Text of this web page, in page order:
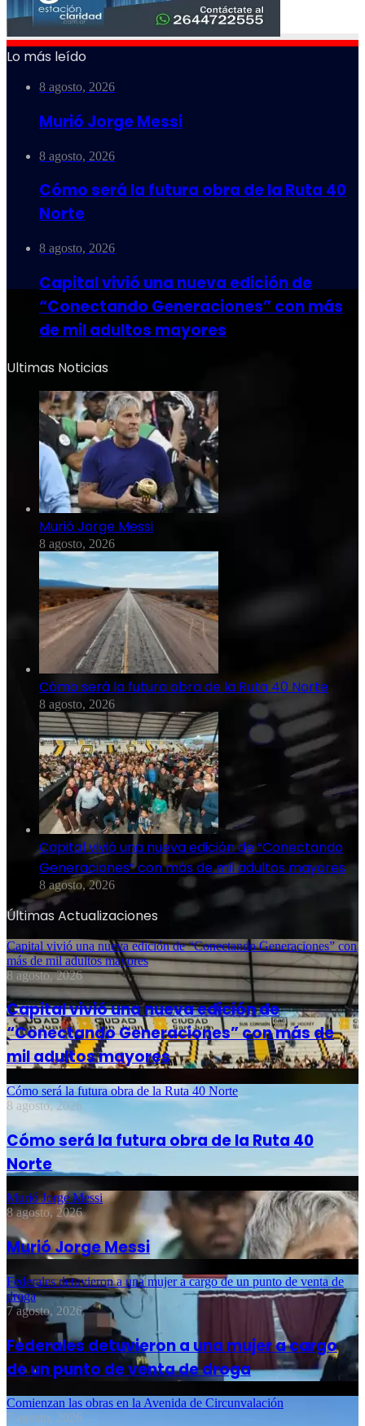
Lo más leído
8 agosto, 2026
Murió Jorge Messi
8 agosto, 2026
Cómo será la futura obra de la Ruta 40
Norte
8 agosto, 2026
Capital vivió una nueva edición de
“Conectando Generaciones” con más
de mil adultos mayores
Ultimas Noticias
Murió Jorge Messi
8 agosto, 2026
Cómo será la futura obra de la Ruta 40 Norte
8 agosto, 2026
Capital vivió una nueva edición de “Conectando
Generaciones” con más de mil adultos mayores
8 agosto, 2026
Últimas Actualizaciones
Capital vivió una nueva edición de “Conectando Generaciones” con
más de mil adultos mayores
8 agosto, 2026
Capital vivió una nueva edición de
“Conectando Generaciones” con más de
mil adultos mayores
Cómo será la futura obra de la Ruta 40 Norte
8 agosto, 2026
Cómo será la futura obra de la Ruta 40
Norte
Murió Jorge Messi
8 agosto, 2026
Murió Jorge Messi
Federales detuvieron a una mujer a cargo de un punto de venta de
droga
7 agosto, 2026
Federales detuvieron a una mujer a cargo
de un punto de venta de droga
Comienzan las obras en la Avenida de Circunvalación
7 agosto, 2026